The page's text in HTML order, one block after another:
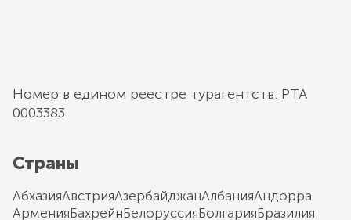
Номер в едином реестре турагентств: РТА
0003383
Страны
АбхазияАвстрияАзербайджанАлбанияАндорра
АрменияБахрейнБелоруссияБолгарияБразилия